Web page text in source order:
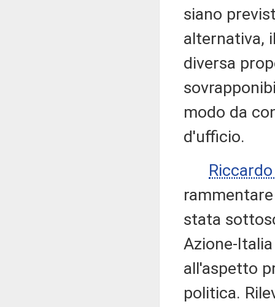
siano
alternativa,
diversa
modo da
d'ufficio.
stata
Azione-
all'aspetto
politica.